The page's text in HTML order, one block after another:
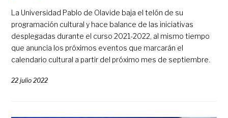
La Universidad Pablo de Olavide baja el telón de su
programación cultural y hace balance de las iniciativas
desplegadas durante el curso 2021-2022, al mismo tiempo
que anuncia los próximos eventos que marcarán el
calendario cultural a partir del próximo mes de septiembre.
22 julio 2022